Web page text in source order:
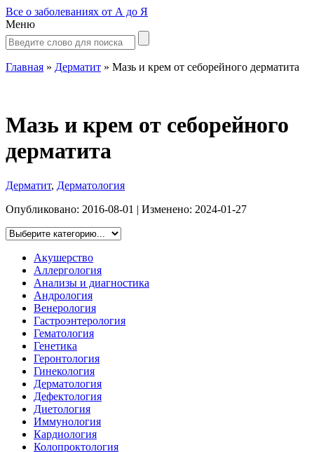
Все о заболеваниях от А до Я
Меню
Главная » Дерматит » Мазь и крем от себорейного дерматита
Мазь и крем от себорейного
дерматита
Дерматит, Дерматология
Опубликовано: 2016-08-01 | Изменено: 2024-01-27
Акушерство
Аллергология
Анализы и диагностика
Андрология
Венерология
Гастроэнтерология
Гематология
Генетика
Геронтология
Гинекология
Дерматология
Дефектология
Диетология
Иммунология
Кардиология
Колопроктология